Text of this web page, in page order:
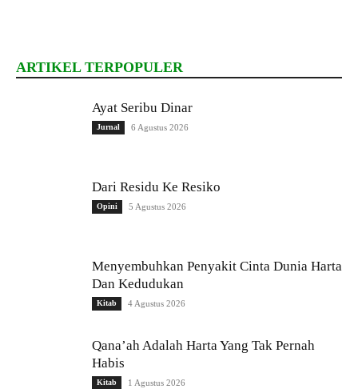
ARTIKEL TERPOPULER
Ayat Seribu Dinar
Jurnal 6 Agustus 2026
Dari Residu Ke Resiko
Opini 5 Agustus 2026
Menyembuhkan Penyakit Cinta Dunia Harta
Dan Kedudukan
Kitab 4 Agustus 2026
Qana’ah Adalah Harta Yang Tak Pernah
Habis
Kitab 1 Agustus 2026